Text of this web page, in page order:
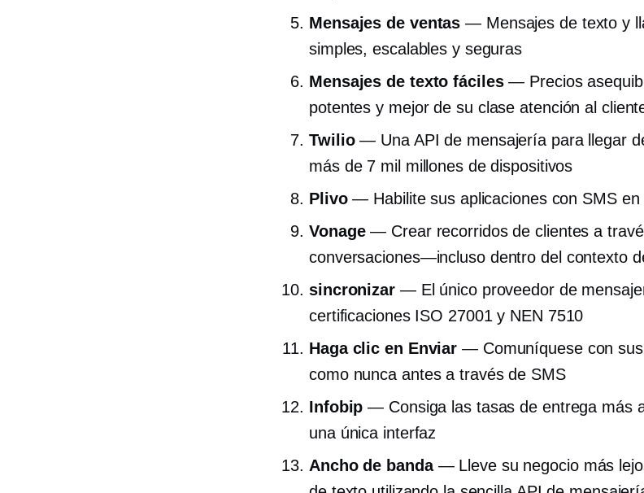
Mensajes de ventas — Mensajes de texto y
simples, escalables y seguras
Mensajes de texto fáciles— Precios
potentes y mejor de su clase atención al
Twilio— Una API de mensajería para llegar
más de 7 mil millones de dispositivos
Plivo— Habilite sus aplicaciones con SMS en
Vonage— Crear recorridos de clientes a
conversaciones—inclusodentro del contexto
sincronizar— El único proveedor de
certificaciones ISO 27001 y NEN 7510
Haga clic en Enviar — Comuníquese con sus
como nunca antes a través de SMS
Infobip — Consiga las tasas de entrega más
una única interfaz
Ancho de banda— Lleve su negocio más